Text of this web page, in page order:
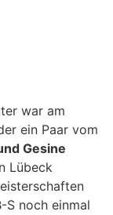
war am
ein Paar vom
Gesine
Lübeck
S noch einmal